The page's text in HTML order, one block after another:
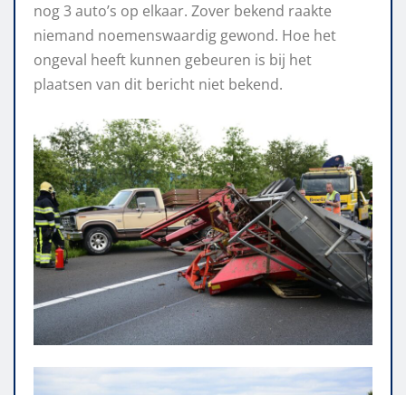
nog 3 auto’s op elkaar. Zover bekend raakte
niemand noemenswaardig gewond. Hoe het
ongeval heeft kunnen gebeuren is bij het
plaatsen van dit bericht niet bekend.